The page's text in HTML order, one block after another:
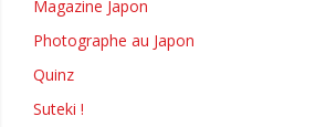
Magazine Japon
Photographe au Japon
Quinz
Suteki !